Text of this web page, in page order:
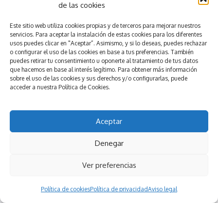
de las cookies
Este sitio web utiliza cookies propias y de terceros para mejorar nuestros
servicios. Para aceptar la instalación de estas cookies para los diferentes
usos puedes clicar en "Aceptar”. Asimismo, y si lo deseas, puedes rechazar
o configurar el uso de las cookies en base a tus preferencias. También
puedes retirar tu consentimiento u oponerte al tratamiento de tus datos
que hacemos en base al interés legítimo. Para obtener más información
sobre el uso de las cookies y sus derechos y/o configurarlas, puede
acceder a nuestra Política de Cookies.
Aceptar
Denegar
Ver preferencias
Política de cookiesPolítica de privacidadAviso legal